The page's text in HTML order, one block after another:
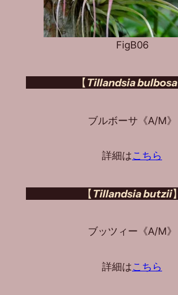
FigB06
【 Tillandsia bulbosa
ブルボーサ《A/M》
詳細はこちら
【 Tillandsia butzii】
ブッツィー《A/M》
詳細はこちら